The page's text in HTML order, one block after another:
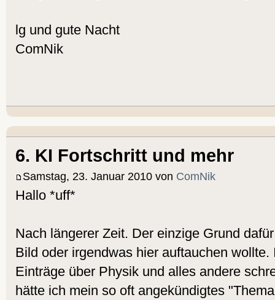
lg und gute Nacht
ComNik
6. KI Fortschritt und mehr
Samstag, 23. Januar 2010 von ComNik
Hallo *uff*
Nach längerer Zeit. Der einzige Grund
Bild oder irgendwas hier auftauchen wollte.
Einträge über Physik und alles andere
hätte ich mein so oft angekündigtes